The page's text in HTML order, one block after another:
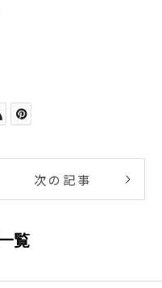
次の記事
覧